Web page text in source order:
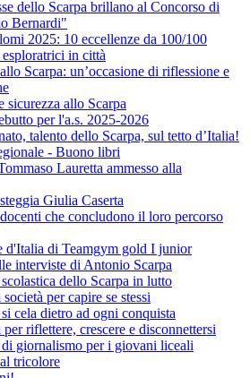
dello Scarpa brillano al Concorso di
Bernardi"
2025: 10 eccellenze da 100/100
in città
Scarpa: un’occasione di riflessione e
sicurezza allo Scarpa
per l'a.s. 2025-2026
talento dello Scarpa, sul tetto d’Italia!
- Buono libri
Lauretta ammesso alla
Giulia Caserta
che concludono il loro percorso
d'Italia di Teamgym gold I junior
interviste di Antonio Scarpa
dello Scarpa in lutto
per capire se stessi
cela dietro ad ogni conquista
riflettere, crescere e disconnettersi
di giornalismo per i giovani liceali
tricolore